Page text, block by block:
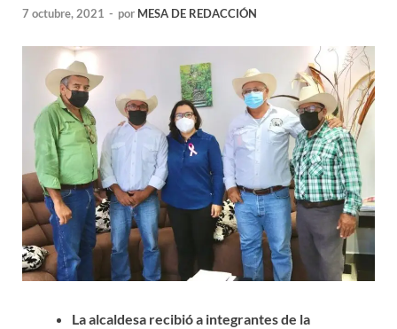
7 octubre, 2021 - por MESA DE REDACCIÓN
La alcaldesa recibió a integrantes de la